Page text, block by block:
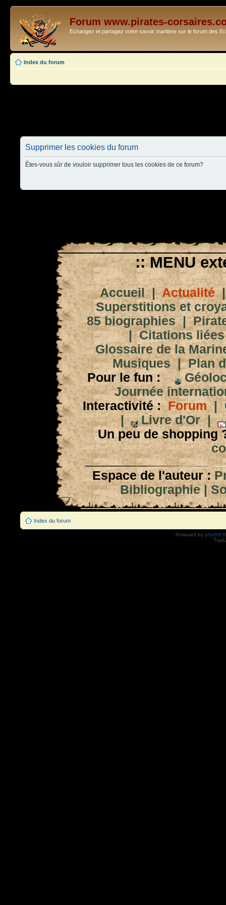
Forum www.pirates-
Echangez et partagez votre savoir maritime sur le forum des
Index du forum
Supprimer les cookies du forum
Êtes-vous sûr de vouloir supprimer tous les cookies de ce forum?
:: MENU
Accueil|Actualité
Superstitions et
85 biographies|
|Citations
Glossaire de la
Musiques|Plan
Pour le fun :
Journée
Interactivité : Forum|
|
Livre d'Or|
Un peu de shopping
Espace de l'auteur :
Bibliographie|
Index du forum
Powered by phpBB